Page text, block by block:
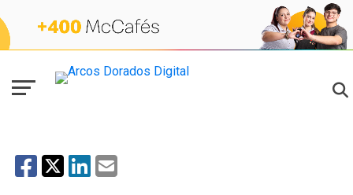
HAMBURGER UNIVERSITY
Lanzamos nuevos cursos en MCampus